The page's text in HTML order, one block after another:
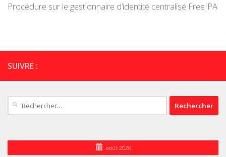
Procédure sur le gestionnaire d’identité centralisé FreeIPA
SUIVRE :
Rechercher :
août 2026